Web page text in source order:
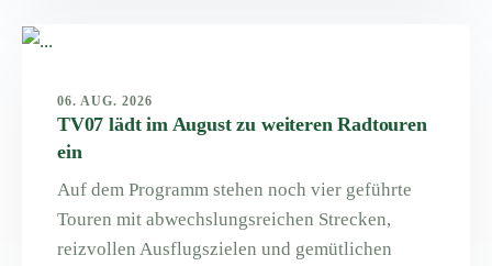
06. AUG. 2026
TV07 lädt im August zu weiteren Radtouren
ein
Auf dem Programm stehen noch vier geführte
Touren mit abwechslungsreichen Strecken,
reizvollen Ausflugszielen und gemütlichen